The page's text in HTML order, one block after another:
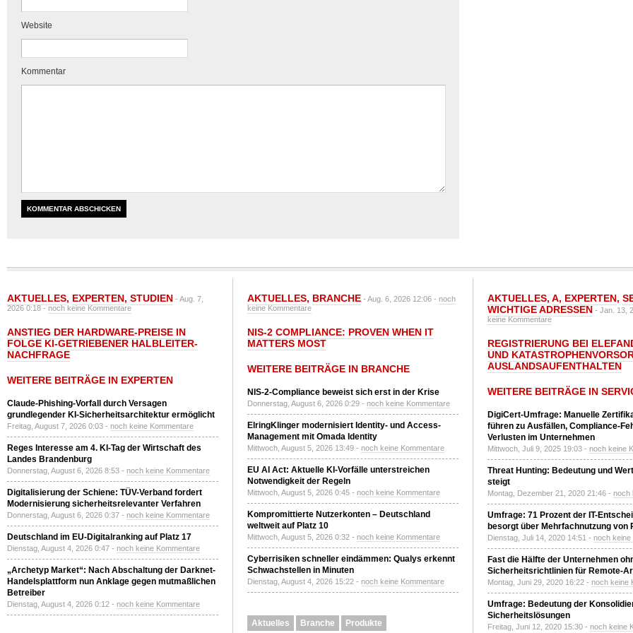
Website
Kommentar
AKTUELLES, EXPERTEN, STUDIEN - Aug. 7,
2026 0:18 -noch keine Kommentare
ANSTIEG DER HARDWARE-PREISE IN
FOLGE KI-GETRIEBENER HALBLEITER-
NACHFRAGE
WEITERE BEITRÄGE IN EXPERTEN
Claude-Phishing-Vorfall durch Versagen
grundlegender KI-Sicherheitsarchitektur ermöglicht
Freitag, August 7, 2026 0:03 - noch keine Kommentare
Reges Interesse am 4. KI-Tag der Wirtschaft des
Landes Brandenburg
Donnerstag, August 6, 2026 8:53 - noch keine Kommentare
Digitalisierung der Schiene: TÜV-Verband fordert
Modernisierung sicherheitsrelevanter Verfahren
Donnerstag, August 6, 2026 0:37 - noch keine Kommentare
Deutschland im EU-Digitalranking auf Platz 17
Dienstag, August 4, 2026 0:47 - noch keine Kommentare
„Archetyp Market“: Nach Abschaltung der Darknet-
Handelsplattform nun Anklage gegen mutmaßlichen
Betreiber
Dienstag, August 4, 2026 0:12 - noch keine Kommentare
AKTUELLES, BRANCHE - Aug. 6, 2026 12:06 - noch
keine Kommentare
NIS-2 COMPLIANCE: PROVEN WHEN IT
MATTERS MOST
WEITERE BEITRÄGE IN BRANCHE
NIS-2-Compliance beweist sich erst in der Krise
Donnerstag, August 6, 2026 0:29 - noch keine Kommentare
ElringKlinger modernisiert Identity- und Access-
Management mit Omada Identity
Mittwoch, August 5, 2026 13:49 - noch keine Kommentare
EU AI Act: Aktuelle KI-Vorfälle unterstreichen
Notwendigkeit der Regeln
Mittwoch, August 5, 2026 0:45 - noch keine Kommentare
Kompromittierte Nutzerkonten – Deutschland
weltweit auf Platz 10
Mittwoch, August 5, 2026 0:32 - noch keine Kommentare
Cyberrisiken schneller eindämmen: Qualys erkennt
Schwachstellen in Minuten
Dienstag, August 4, 2026 15:22 - noch keine Kommentare
Aktuelles Branche Produkte
AKTUELLES, A, EXPERTEN,
WICHTIGE ADRESSEN - Jan. 13,
keine Kommentare
REGISTRIERUNG BEI
UND
AUSLANDSAUFENTHALTEN
WEITERE BEITRÄGE IN
DigiCert-Umfrage: Manuelle
führen zu Ausfällen, Compliance-
Verlusten im Unternehmen
Mittwoch, Juli 9, 2025 19:03 - noch keine
Threat Hunting: Bedeutung und
steigt
Montag, Dezember 21, 2020 21:46 - noch
Umfrage: 71 Prozent der IT-
besorgt über Mehrfachnutzung von
Dienstag, Juli 14, 2020 14:51 - noch keine
Fast die Hälfte der Unternehmen
Sicherheitsrichtlinien für Remote-
Montag, Juni 29, 2020 16:22 - noch keine
Umfrage: Bedeutung der
Sicherheitslösungen
Freitag, Juni 12, 2020 15:30 - noch keine